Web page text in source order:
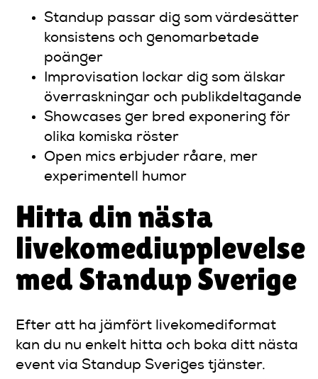
Standup passar dig som värdesätter
konsistens och genomarbetade
poänger
Improvisation lockar dig som älskar
överraskningar och publikdeltagande
Showcases ger bred exponering för
olika komiska röster
Open mics erbjuder råare, mer
experimentell humor
Hitta din nästa
livekomediupplevelse
med Standup Sverige
Efter att ha jämfört livekomediformat
kan du nu enkelt hitta och boka ditt nästa
event via Standup Sveriges tjänster.